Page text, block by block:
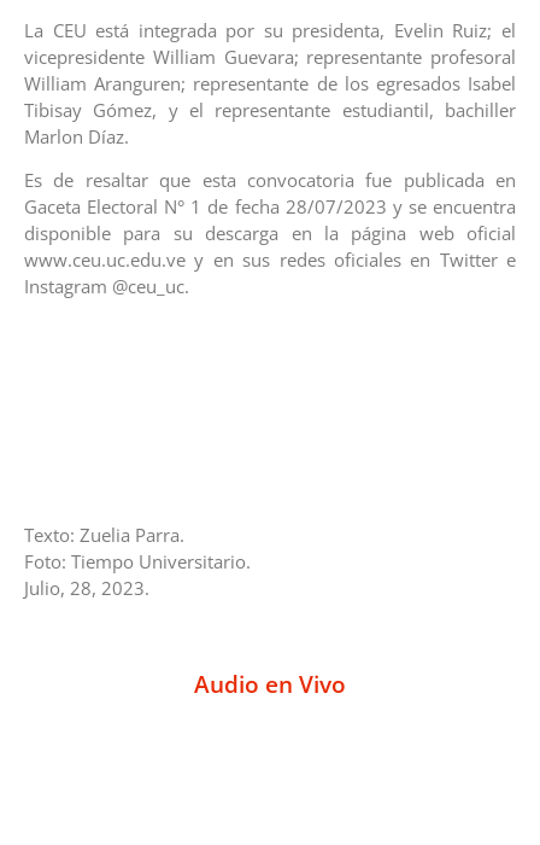
La CEU está integrada por su presidenta, Evelin Ruiz; el
vicepresidente William Guevara; representante profesoral
William Aranguren; representante de los egresados Isabel
Tibisay Gómez, y el representante estudiantil, bachiller
Marlon Díaz.
Es de resaltar que esta convocatoria fue publicada en
Gaceta Electoral N° 1 de fecha 28/07/2023 y se encuentra
disponible para su descarga en la página web oficial
www.ceu.uc.edu.ve y en sus redes oficiales en Twitter e
Instagram @ceu_uc.
Texto: Zuelia Parra.
Foto: Tiempo Universitario.
Julio, 28, 2023.
Audio en Vivo